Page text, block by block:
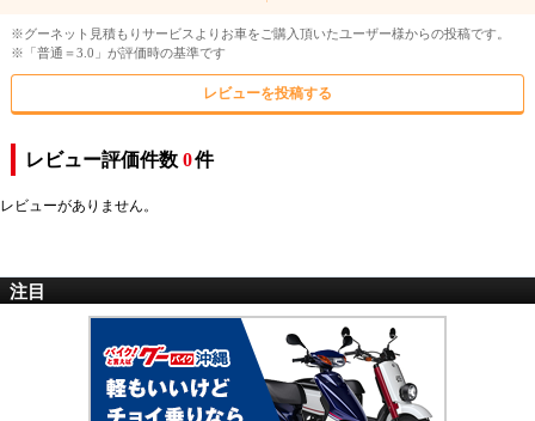
※グーネット見積もりサービスよりお車をご購入頂いたユーザー様からの投稿です。
※「普通＝3.0」が評価時の基準です
レビューを投稿する
レビュー評価件数 0件
レビューがありません。
注目